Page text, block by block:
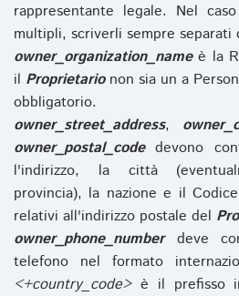
rappresentante legale. Nel
multipli, scriverli sempre separati
owner_organization_nameè la
il Proprietarionon sia un a
obbligatorio.
owner_street_address,
owner_postal_codedevono
l'indirizzo, la città
provincia), la nazione e il
relativi all'indirizzo postale del
owner_phone_numberdeve
telefono nel formato
<+country_code>è il prefisso